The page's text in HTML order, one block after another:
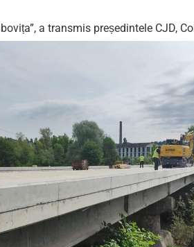
a transmis președintele CJD,